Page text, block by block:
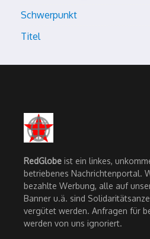
Schwerpunkt
Titel
RedGlobe ist ein linkes,
betriebenes Nachrichtenportal.
bezahlte Werbung, alle auf
Banner u.ä. sind
vergütet werden. Anfragen für
werden von uns ignoriert.